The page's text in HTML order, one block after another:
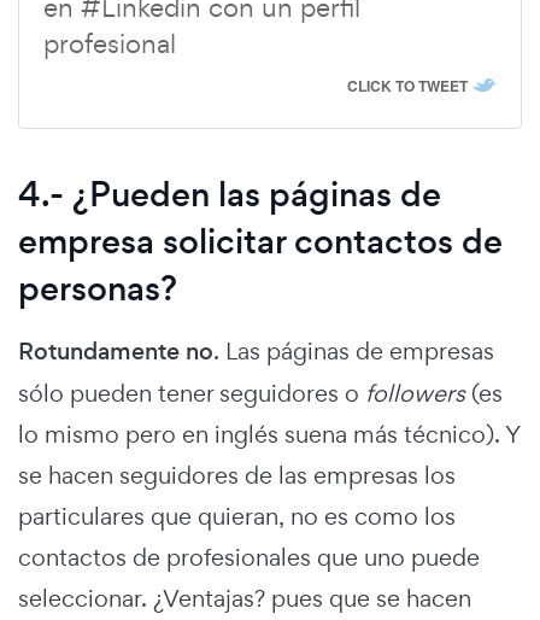
en #Linkedin con un perfil
profesional
CLICK TO TWEET
4.- ¿Pueden las páginas de
empresa solicitar contactos de
personas?
Rotundamente no. Las páginas de empresas
sólo pueden tener seguidores o followers(es
lo mismo pero en inglés suena más técnico). Y
se hacen seguidores de las empresas los
particulares que quieran, no es como los
contactos de profesionales que uno puede
seleccionar. ¿Ventajas? pues que se hacen